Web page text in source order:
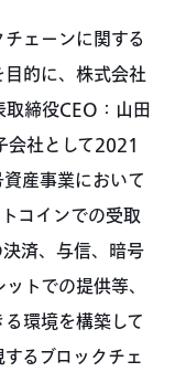
ェーンに関する
的に、株式会社
締役CEO：山田
社として2021
産事業において
コインでの受取
済、与信、暗号
トでの提供等、
環境を構築して
るブロックチェ